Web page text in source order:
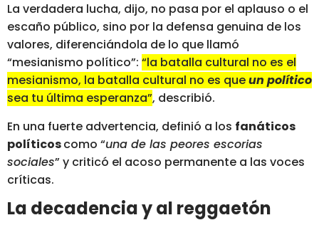
La verdadera lucha, dijo, no pasa por el aplauso o el
escaño público, sino por la defensa genuina de los
valores, diferenciándola de lo que llamó
“mesianismo político”: “la batalla cultural no es el
mesianismo, la batalla cultural no es queun político
sea tu última esperanza”, describió.
En una fuerte advertencia, definió a los fanáticos
políticoscomo “una de las peores escorias
sociales” y criticó el acoso permanente a las voces
críticas.
La decadencia y al reggaetón